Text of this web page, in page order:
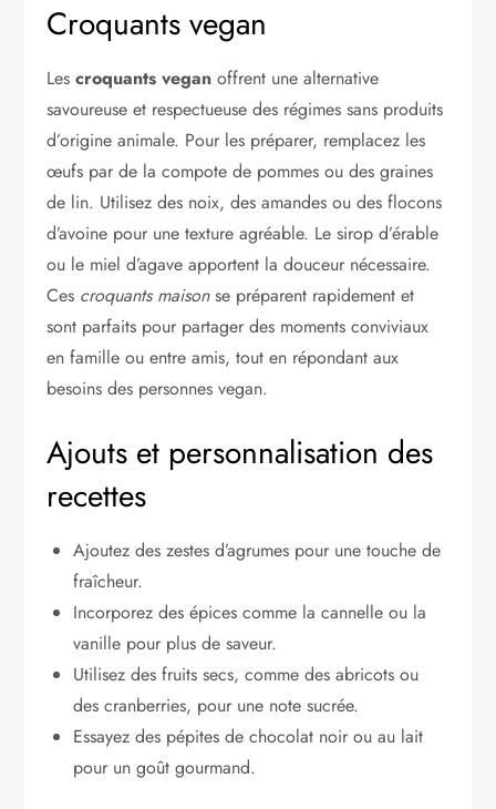
Croquants vegan
Lescroquants vegan offrent une alternative
savoureuse et respectueuse des régimes sans produits
d’origine animale. Pour les préparer, remplacez les
œufs par de la compote de pommes ou des graines
de lin. Utilisez des noix, des amandes ou des flocons
d’avoine pour une texture agréable. Le sirop d’érable
ou le miel d’agave apportent la douceur nécessaire.
Ces croquants maisonse préparent rapidement et
sont parfaits pour partager des moments conviviaux
en famille ou entre amis, tout en répondant aux
besoins des personnes vegan.
Ajouts et personnalisation des
recettes
Ajoutez des zestes d’agrumes pour une touche de
fraîcheur.
Incorporez des épices comme la cannelle ou la
vanille pour plus de saveur.
Utilisez des fruits secs, comme des abricots ou
des cranberries, pour une note sucrée.
Essayez des pépites de chocolat noir ou au lait
pour un goût gourmand.